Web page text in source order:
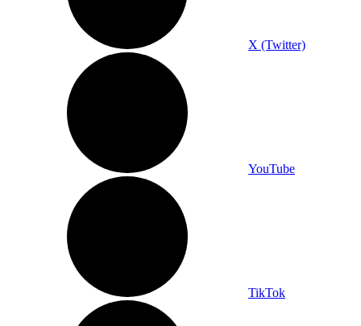
X (Twitter)
YouTube
TikTok